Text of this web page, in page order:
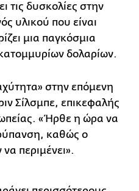
τις δυσκολίες στην
υλικού που είναι
μια παγκόσμια
δολαρίων.
στην επόμενη
Σίλσμπε, επικεφαλής
«Ήρθε η ώρα να
καθώς ο
περιμένει».